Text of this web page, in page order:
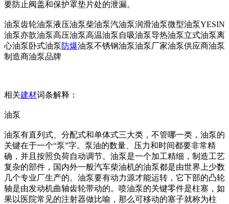
要防止阀盖和保护罩垫片处的泄漏。
油泵齿轮油泵液压油泵柴油泵汽油泵润滑油泵微型油泵YESIN
油泵亦歆油泵高压油泵高温油泵自吸油泵导热油泵立式油泵离
心油泵卧式油泵防爆油泵不锈钢油泵油泵厂家油泵供应商油泵
制造商油泵品牌
相关建材词条解释：
油泵
油泵有直列式、分配式和单体式三大类，不管哪一类，油泵的
关键在于一个“泵”字。泵油的数量、压力和时间都要非常精
确，并且按照负荷自动调节。油泵是一个加工精细，制造工艺
复杂的部件，国内外一般汽车柴油机的油泵都是由世界上少数
几个专业厂生产的。油泵要有动力源才能运转，它下部的凸轮
轴是由发动机曲轴齿轮带动的。喷油泵的关键零件是柱塞，如
果以医院常见的注射器做比喻，那么可移动的塞子就称为柱